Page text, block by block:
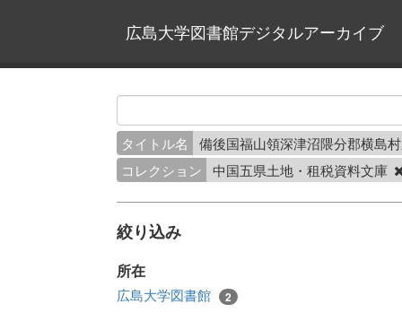
広島大学図書館デジタルアーカイブ
タイトル名
備後国福山領深津沼隈分郡横島
コレクション
中国五県土地・租税資料文庫
絞り込み
所在
広島大学図書館 2